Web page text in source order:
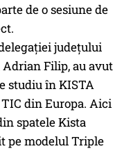
de o sesiune de
județului
Filip, au avut
studiu în KISTA
din Europa. Aici
spatele Kista
pe modelul Triple